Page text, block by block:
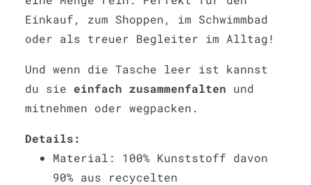
Einkauf, zum Shoppen, im Schwimmbad
oder als treuer Begleiter im Alltag!
Und wenn die Tasche leer ist kannst
du sie einfach zusammenfalten und
mitnehmen oder wegpacken.
Details:
Material: 100% Kunststoff davon
90% aus recycelten